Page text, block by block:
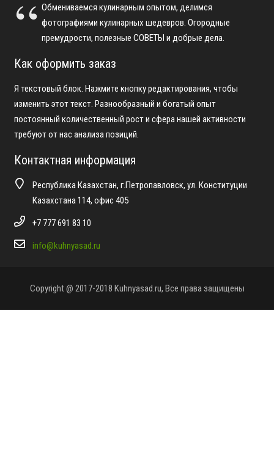
Обмениваемся кулинарным опытом, делимся
фотографиями кулинарных шедевров. Огородные
премудрости, полезные СОВЕТЫ и добрые дела.
Как оформить заказ
Я текстовый блок. Нажмите кнопку редактирования, чтобы
изменить этот текст. Разнообразный и богатый опыт
постоянный количественный рост и сфера нашей активности
требуют от нас анализа позиций.
Контактная информация
Республика Казахстан, г.Петропавловск, ул. Конституции
Казахстана 114, офис 405
+7 777 691 83 10
info@kuhnyasad.ru
Copyright @ 2017-2018 Kuhnyasad.ru, Все права защищены